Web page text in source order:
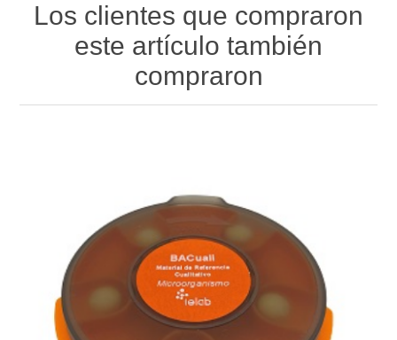
Los clientes que compraron
este artículo también
compraron